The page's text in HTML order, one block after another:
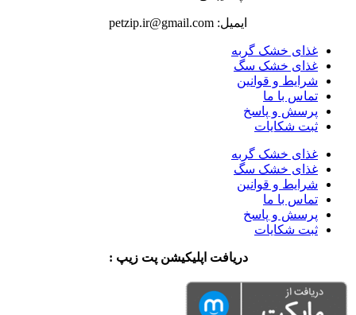
ایمیل: petzip.ir@gmail.com
غذای خشک گربه
غذای خشک سگ
شرایط و قوانین
تماس با ما
پرسش و پاسخ
ثبت شکایات
غذای خشک گربه
غذای خشک سگ
شرایط و قوانین
تماس با ما
پرسش و پاسخ
ثبت شکایات
دریافت اپلیکیشن پت زیپ :